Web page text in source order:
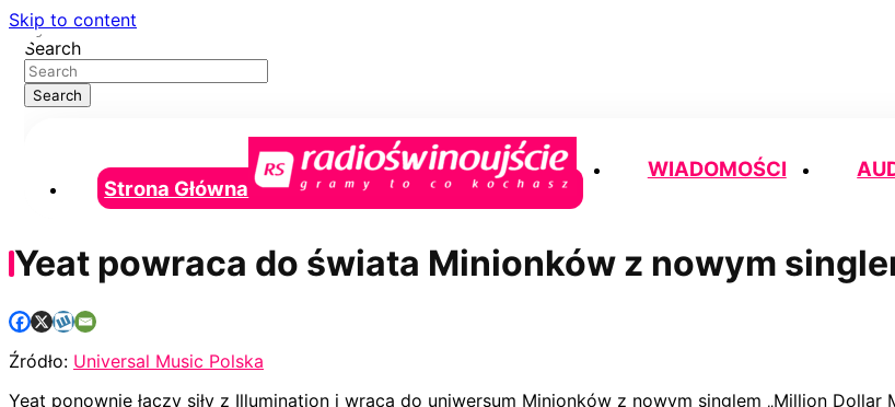
Skip to content
Search
Search
Strona Główna
WIADOMOŚCI
Yeat powraca do świata Minionków z nowym
Źródło: Universal Music Polska
Yeat ponownie łączy siły z Illumination i wraca do uniwersum Minionków z nowym singlem „Million